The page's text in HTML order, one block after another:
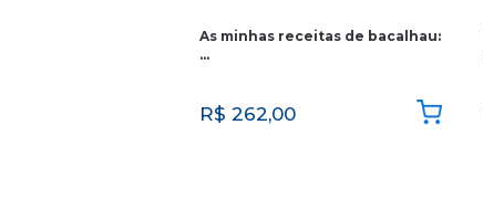
As minhas receitas de bacalhau:
…
R$ 262,00